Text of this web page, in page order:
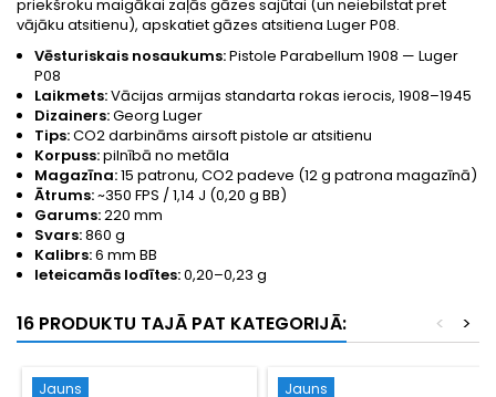
priekšroku maigākai zaļās gāzes sajūtai (un neiebilstat pret
vājāku atsitienu), apskatiet gāzes atsitiena Luger P08.
Vēsturiskais nosaukums:Pistole Parabellum 1908 — Luger
P08
Laikmets:Vācijas armijas standarta rokas ierocis, 1908–1945
Dizainers:Georg Luger
Tips:CO2 darbināms airsoft pistole ar atsitienu
Korpuss:pilnībā no metāla
Magazīna:15 patronu, CO2 padeve (12 g patrona magazīnā)
Ātrums:~350 FPS / 1,14 J (0,20 g BB)
Garums:220 mm
Svars:860 g
Kalibrs:6 mm BB
Ieteicamās lodītes:0,20–0,23 g
16 PRODUKTU TAJĀ PAT KATEGORIJĀ: >
<
Jauns Jauns